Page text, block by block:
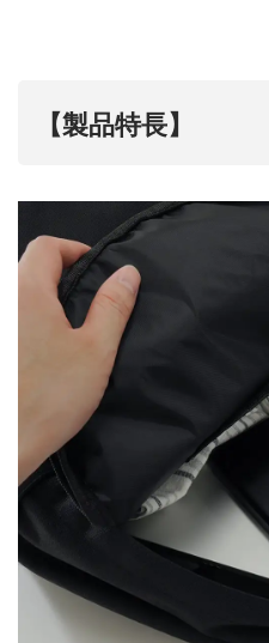
【製品特長】